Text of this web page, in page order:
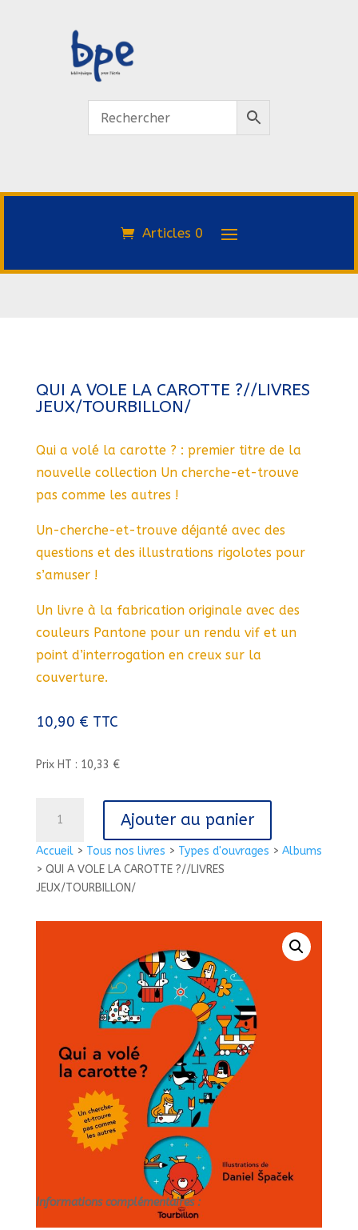
Articles 0
Accueil> Tous nos livres > Types d'ouvrages > Albums
> QUI A VOLE LA CAROTTE ?//LIVRES
JEUX/TOURBILLON/
QUI A VOLE LA CAROTTE ?//LIVRES
JEUX/TOURBILLON/
Qui a volé la carotte ? : premier titre de la
nouvelle collection Un cherche-et-trouve
pas comme les autres !
Un-cherche-et-trouve déjanté avec des
questions et des illustrations rigolotes pour
s’amuser !
Un livre à la fabrication originale avec des
couleurs Pantone pour un rendu vif et un
point d’interrogation en creux sur la
couverture.
10,90 € TTC
Prix HT : 10,33 €
QUI
VOLE
Ajouter au panier
Informations complémentaires :